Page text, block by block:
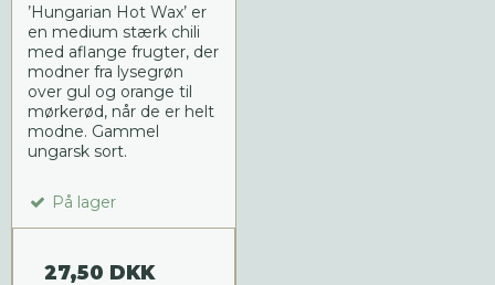
’Hungarian Hot Wax’ er
en medium stærk chili
med aflange frugter, der
modner fra lysegrøn
over gul og orange til
mørkerød, når de er helt
modne. Gammel
ungarsk sort.
På lager
27,50 DKK